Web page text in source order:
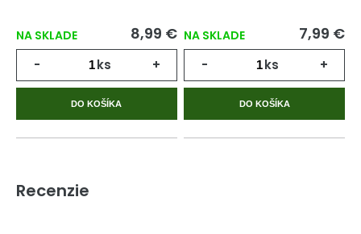
NA SKLADE 8,99 €
- ks +
DO KOŠÍKA
NA SKLADE 7,99 €
- ks +
DO KOŠÍKA
Recenzie